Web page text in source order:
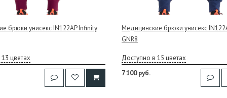
брюки унисекс IN122AP Infinity
цветах
Медицинские брюки унисекс
GNR8
Доступно в 15 цветах
7 100 руб.